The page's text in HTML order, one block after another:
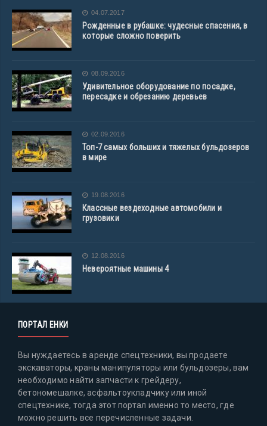
04.07.2017
Рожденные в рубашке: чудесные спасения, в
которые сложно поверить
08.09.2016
Удивительное оборудование по посадке,
пересадке и обрезанию деревьев
02.09.2016
Топ-7 самых больших и тяжелых бульдозеров
в мире
19.08.2016
Классные вездеходные автомобили и
грузовики
12.08.2016
Невероятные машины 4
ПОРТАЛ ЕНКИ
Вы нуждаетесь в аренде спецтехники, вы продаете
экскаваторы, краны манипуляторы или бульдозеры, вам
необходимо найти запчасти к грейдеру,
бетономешалке, асфальтоукладчику или иной
спецтехнике, тогда этот портал именно то место, где
можно решить все перечисленные задачи.